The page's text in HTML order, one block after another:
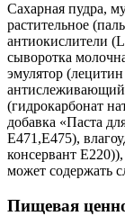
Сахарная пудра,
растительное
антиокислители
сыворотка
эмулятор
антислеживающий
(гидрокарбонат
добавка «Паста
Е471,Е475),
консервант
может содержать
Пищевая